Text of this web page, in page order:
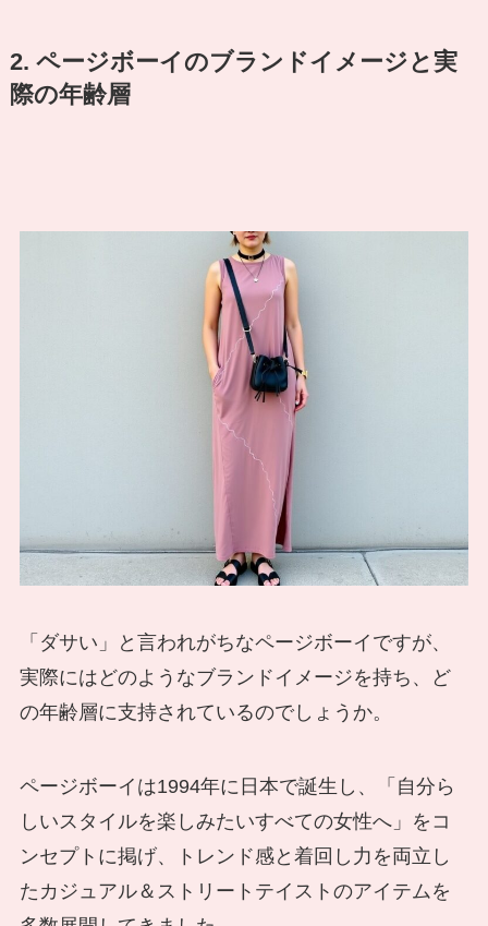
2. ページボーイのブランドイメージと実
際の年齢層
「ダサい」と言われがちなページボーイですが、
実際にはどのようなブランドイメージを持ち、ど
の年齢層に支持されているのでしょうか。
ページボーイは1994年に日本で誕生し、「自分ら
しいスタイルを楽しみたいすべての女性へ」をコ
ンセプトに掲げ、トレンド感と着回し力を両立し
たカジュアル＆ストリートテイストのアイテムを